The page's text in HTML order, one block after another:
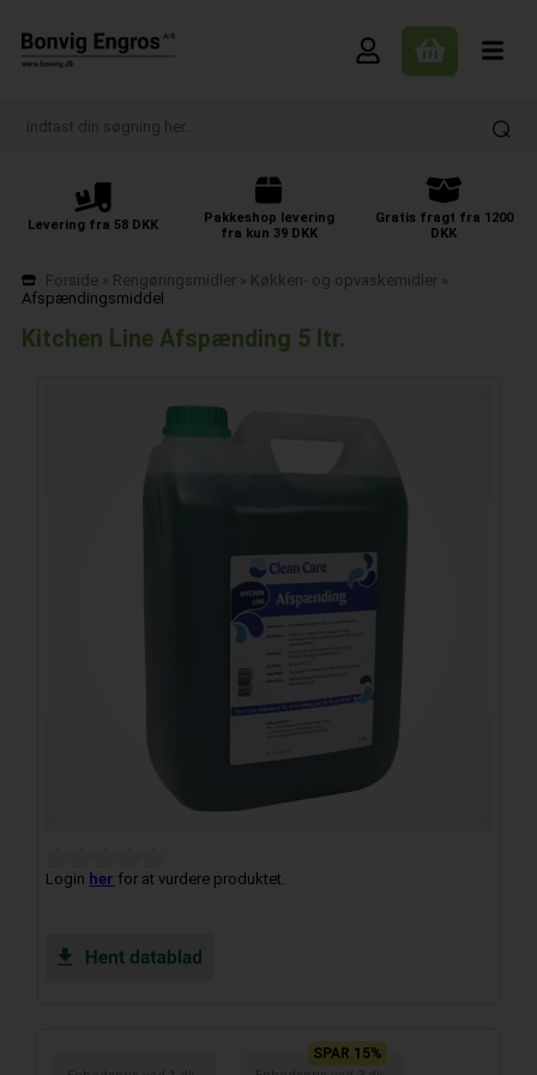
Levering fra 58 DKK
Pakkeshop levering
fra kun 39 DKK
Gratis fragt fra 1200
DKK
Forside» Rengøringsmidler» Køkken- og opvaskemidler»
Afspændingsmiddel
Kitchen Line Afspænding 5 ltr.
Login her for at vurdere produktet.
SPAR 15%